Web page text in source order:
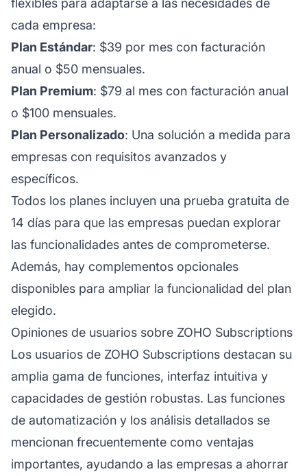
flexibles para adaptarse a las necesidades de
cada empresa:
Plan Estándar: $39 por mes con facturación
anual o $50 mensuales.
Plan Premium: $79 al mes con facturación anual
o $100 mensuales.
Plan Personalizado: Una solución a medida para
empresas con requisitos avanzados y
específicos.
Todos los planes incluyen una prueba gratuita de
14 días para que las empresas puedan explorar
las funcionalidades antes de comprometerse.
Además, hay complementos opcionales
disponibles para ampliar la funcionalidad del plan
elegido.
Opiniones de usuarios sobre ZOHO Subscriptions
Los usuarios de ZOHO Subscriptions destacan su
amplia gama de funciones, interfaz intuitiva y
capacidades de gestión robustas. Las funciones
de automatización y los análisis detallados se
mencionan frecuentemente como ventajas
importantes, ayudando a las empresas a ahorrar